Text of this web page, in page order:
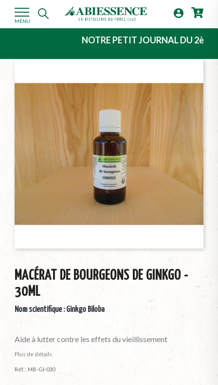
MENU

NOTRE PETIT JOURNAL DU 2ème
MACÉRAT DE BOURGEONS DE GINKGO -
30ML
Nom scientifique : Ginkgo Biloba
Aide à lutter contre les effets du vieillissement
Plus de détails
Réf. : MB-GI-030